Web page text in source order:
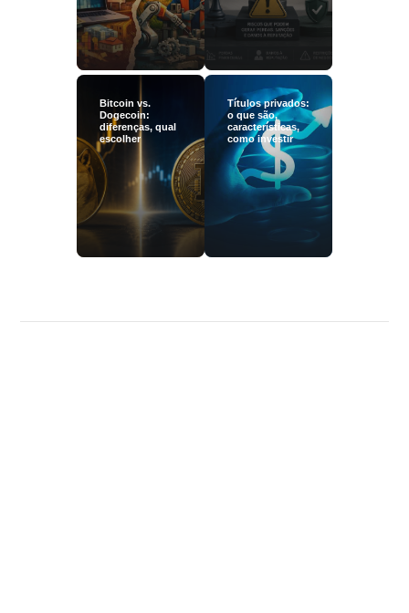
Bitcoin vs.
Dogecoin:
diferenças, qual
escolher
Títulos privados:
o que são,
características,
como investir